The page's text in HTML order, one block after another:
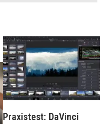
Praxistest: DaVinci